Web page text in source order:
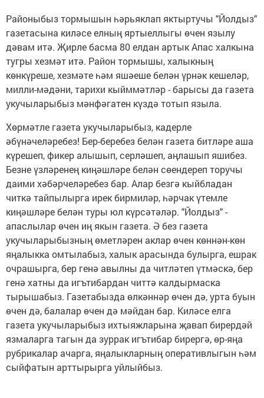
Районыбыз тормышын һәрьяклап яктыртучы "Йолдыз"
газетасына киләсе елның яртыеллыгы өчен язылу
дәвам итә. Җирле басма 80 елдан артык Апас халкына
тугры хезмәт итә. Район тормышы, халыкның
көнкүреше, хезмәте һәм яшәеше белән үрнәк кешеләр,
милли-мәдәни, тарихи кыйммәтләр - барысы да газета
укучыларыбыз мәнфәгатен күздә тотып языла.
Хөрмәтле газета укучыларыбыз, кадерле
әбүнәчеләребез! Бер-беребез белән газета битләре аша
күрешеп, фикер алышып, серләшеп, аңлашып яшибез.
Безне үзләренең киңәшләре белән сөендереп торучы
даими хәбәрчеләребез бар. Алар безгә кыйбладан
читкә тайпылырга ирек бирмиләр, һәрчак үтемле
киңәшләре белән туры юл күрсәтәләр. "Йолдыз" -
апаслылар өчен иң якын газета. Ә без газета
укучыларыбызның өметләрен аклар өчен көннән-көн
яңалыкка омтылабыз, халык арасында булырга, ешрак
очрашырга, бер генә авылны да читләтеп үтмәскә, бер
генә хатны да игътибардан читтә калдырмаска
тырышабыз. Газетабызда өлкәннәр өчен дә, урта буын
өчен дә, балалар өчен дә мәйдан бар. Киләсе елга
газета укучыларыбыз ихтыяжларына җавап бирердәй
язмаларга тагын да зуррак игътибар бирергә, өр-яңа
рубрикалар ачарга, яңалыкларның оперативлыгын һәм
сыйфатын арттырырга уйлыйбыз.